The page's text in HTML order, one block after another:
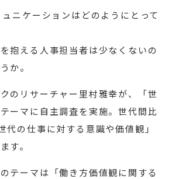
ニケーションはどのようにとって
抱える人事担当者は少なくないの
か。
のリサーチャー里村雅幸が、「世
ーマに自主調査を実施。世代間比
代の仕事に対する意識や価値観」
す。
テーマは「働き方価値観に関する